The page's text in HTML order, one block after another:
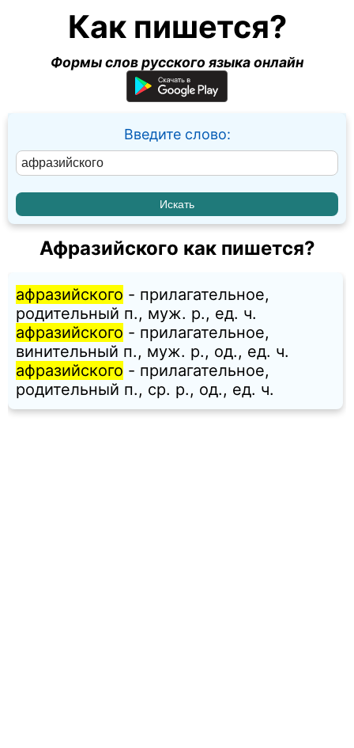
Как пишется?
Формы слов русского языка онлайн
Введите слово:
Афразийского как пишется?
афразийского - прилагательное,
родительный п., муж. p., ед. ч.
афразийского - прилагательное,
винительный п., муж. p., од., ед. ч.
афразийского - прилагательное,
родительный п., ср. p., од., ед. ч.